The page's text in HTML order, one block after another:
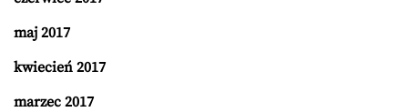
maj 2017
kwiecień 2017
marzec 2017